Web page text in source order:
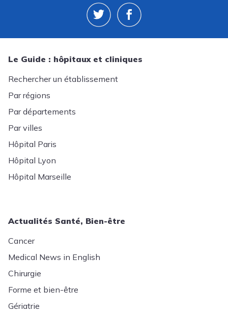
Le Guide : hôpitaux et cliniques
Rechercher un établissement
Par régions
Par départements
Par villes
Hôpital Paris
Hôpital Lyon
Hôpital Marseille
Actualités Santé, Bien-être
Cancer
Medical News in English
Chirurgie
Forme et bien-être
Gériatrie